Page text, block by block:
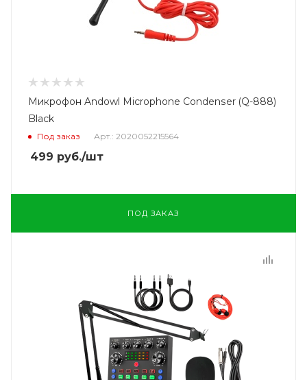
Микрофон Andowl Microphone Condenser (Q-888)
Black
Под заказ Арт.: 2020052215564
499 руб./шт
ПОД ЗАКАЗ